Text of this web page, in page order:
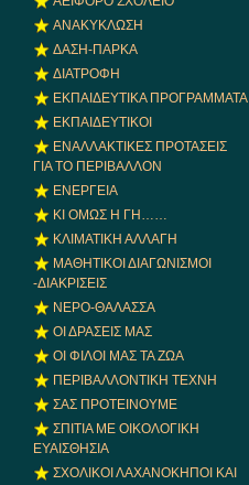
ΑΝΑΚΥΚΛΩΣΗ
ΔΑΣΗ-ΠΑΡΚΑ
ΔΙΑΤΡΟΦΗ
ΕΚΠΑΙΔΕΥΤΙΚΑ ΠΡΟΓΡΑΜΜΑΤΑ
ΕΚΠΑΙΔΕΥΤΙΚΟΙ
ΕΝΑΛΛΑΚΤΙΚΕΣ ΠΡΟΤΑΣΕΙΣ
ΓΙΑ ΤΟ ΠΕΡΙΒΑΛΛΟΝ
ΕΝΕΡΓΕΙΑ
ΚΙ ΟΜΩΣ Η ΓΗ……
ΚΛΙΜΑΤΙΚΗ ΑΛΛΑΓΗ
ΜΑΘΗΤΙΚΟΙ ΔΙΑΓΩΝΙΣΜΟΙ
-ΔΙΑΚΡΙΣΕΙΣ
ΝΕΡΟ-ΘΑΛΑΣΣΑ
ΟΙ ΔΡΑΣΕΙΣ ΜΑΣ
ΟΙ ΦΙΛΟΙ ΜΑΣ ΤΑ ΖΩΑ
ΠΕΡΙΒΑΛΛΟΝΤΙΚΗ ΤΕΧΝΗ
ΣΑΣ ΠΡΟΤΕΙΝΟΥΜΕ
ΣΠΙΤΙΑ ΜΕ ΟΙΚΟΛΟΓΙΚΗ
ΕΥΑΙΣΘΗΣΙΑ
ΣΧΟΛΙΚΟΙ ΛΑΧΑΝΟΚΗΠΟΙ ΚΑΙ